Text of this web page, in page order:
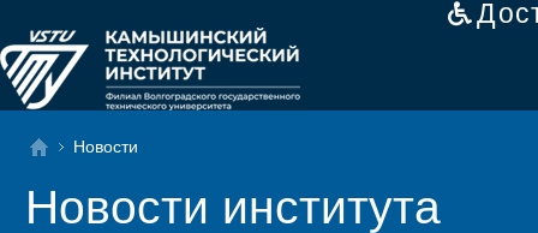
Новости
Новости института